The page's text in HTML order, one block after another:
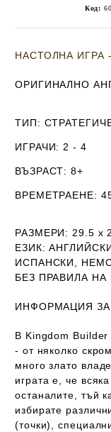
Код:
НАСТОЛНА ИГРА
ОРИГИНАЛНО
ТИП:
ИГРАЧИ: 2 - 4
ВЪЗРАСТ: 8+
ВРЕМЕТРАЕНЕ:
РАЗМЕРИ: 29.5 х
ЕЗИК:
ИСПАНСКИ,
БЕЗ ПРАВИЛА НА
ИНФОРМАЦИЯ ЗА
В Kingdom Builder
- от няколко
много злато
играта е, че
останалите, тъй
избирате
(точки),